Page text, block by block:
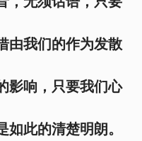
由我们的作为发散
影响，只要我们心
此的清楚明朗。